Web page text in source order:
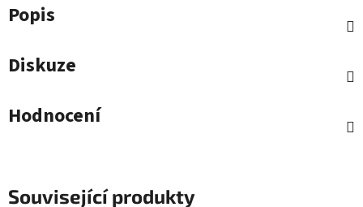
Popis
Diskuze
Hodnocení
Související produkty